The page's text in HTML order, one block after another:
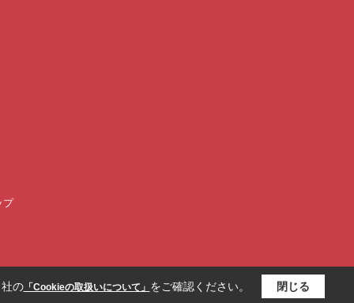
プ
の「Cookieの取扱いについて」 をご確認ください。 閉じる